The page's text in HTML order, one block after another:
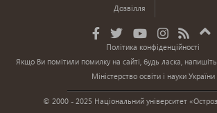
Дозвілля
Політика конфіденційності
Якщо Ви помітили помилку на сайті, будь ласка,
Міністерство освіти і науки України
© 2000 - 2025 Національний університет